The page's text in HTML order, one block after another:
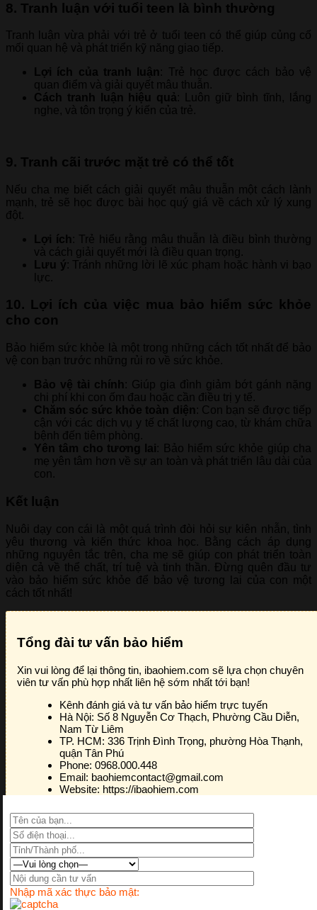
8. Tranh luận với tuổi teen là bình thường
Tranh luận vừa phải với trẻ ở tuổi teen có thể giúp củng cố
mối quan hệ và phát triển kỹ năng giao tiếp.
Lợi ích của tranh luận : Trẻ học được cách bảo vệ
quan điểm và giải quyết mâu thuẫn.
Cách tranh luận hiệu quả: Luôn giữ bình tĩnh, lắng
nghe, và tôn trọng ý kiến của trẻ.
9. Tranh cãi trước mặt trẻ có thể tốt
Nếu cha mẹ biết cách giải quyết mâu thuẫn một cách lành
mạnh, trẻ sẽ học được bài học quý giá về cách xử lý xung
đột.
Lợi ích : Trẻ hiểu rằng mâu thuẫn là điều bình thường
và cách giải quyết mới là điều quan trọng.
Lưu ý: Tránh những lời lẽ xúc phạm hoặc hành vi bạo
lực.
10. Lợi ích của việc mua bảo hiểm sức khỏe
cho con
Bảo hiểm sức khỏe là một trong những cách tốt nhất để bảo
vệ con bạn trước những rủi ro về sức khỏe.
Bảo vệ tài chính : Giúp gia đình giảm bớt gánh nặng
chi phí khi con ốm đau hoặc cần điều trị y tế.
Chăm sóc sức khỏe toàn diện : Con bạn sẽ được tiếp
cận với các dịch vụ y tế chất lượng cao, từ khám chữa
bệnh đến tiêm phòng.
Yên tâm cho tương lai: Bảo hiểm sức khỏe giúp cha
mẹ yên tâm hơn về sự an toàn và phát triển lâu dài của
con.
Kết luận
Nuôi dạy con cái là một quá trình đòi hỏi sự kiên nhẫn, tình
yêu thương và kiến thức khoa học. Bằng cách áp dụng
những nguyên tắc trên, cha mẹ sẽ giúp con phát triển toàn
diện cả về thể chất, trí tuệ và tinh thần. Đừng quên đầu tư
vào bảo hiểm sức khỏe để bảo vệ tương lai của con một
cách tốt nhất!
Tổng đài tư vấn bảo hiểm
Xin vui lòng để lại thông tin, ibaohiem.com sẽ lựa chọn chuyên
viên tư vấn phù hợp nhất liên hệ sớm nhất tới bạn!
Kênh đánh giá và tư vấn bảo hiểm trực tuyến
Hà Nội: Số 8 Nguyễn Cơ Thạch, Phường Cầu Diễn,
Nam Từ Liêm
TP. HCM: 336 Trịnh Đình Trọng, phường Hòa Thạnh,
quận Tân Phú
Phone: 0968.000.448
Email: baohiemcontact@gmail.com
Website: https://ibaohiem.com
Nhập mã xác thực bảo mật: